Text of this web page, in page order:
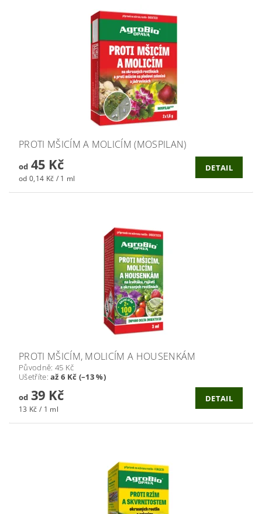
PROTI MŠICÍM A MOLICÍM (MOSPILAN)
od45 Kč
od 0,14 Kč / 1 ml
DETAIL
PROTI MŠICÍM, MOLICÍM A HOUSENKÁM
Původně: 45 Kč
Ušetříte:až 6 Kč (–13 %)
od39 Kč
13 Kč / 1 ml
DETAIL